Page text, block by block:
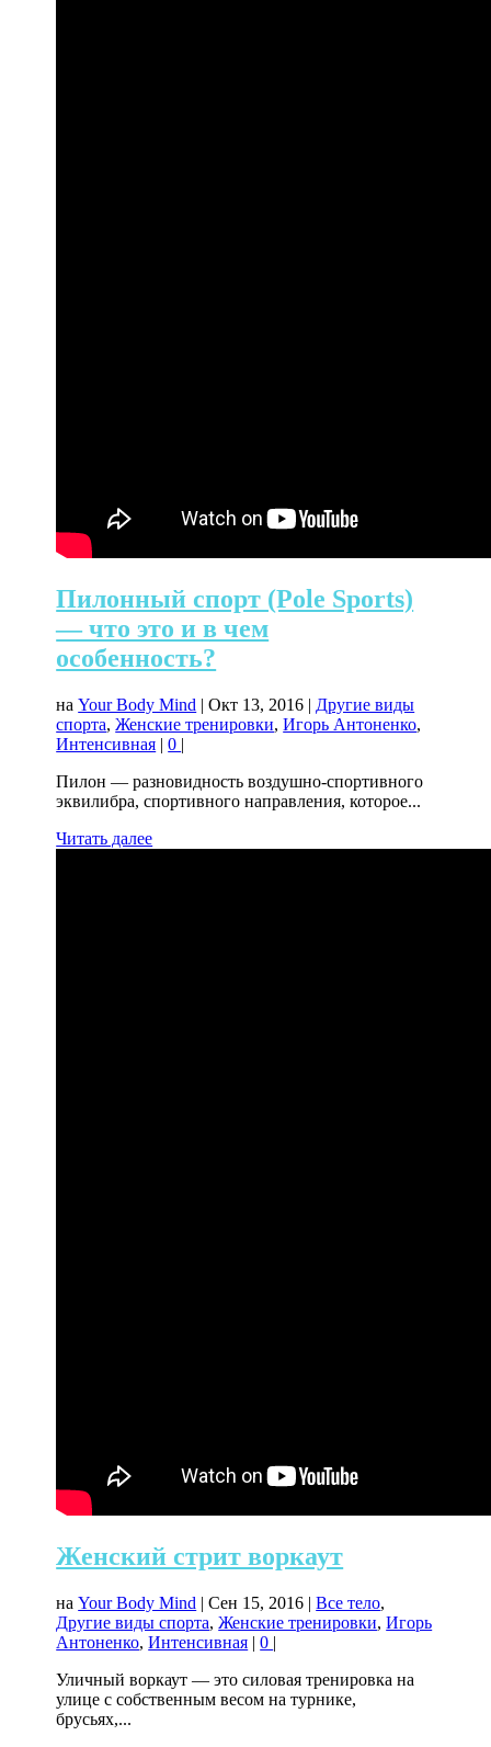
Пилонный спорт (Pole Sports)
— что это и в чем
особенность?
наYour Body Mind |Окт 13, 2016 | Другие виды
спорта,Женские тренировки,Игорь Антоненко,
Интенсивная |0 |
Пилон — разновидность воздушно-спортивного
эквилибра, спортивного направления, которое...
Читать далее
Женский стрит воркаут
наYour Body Mind |Сен 15, 2016 |Все тело,
Другие виды спорта,Женские тренировки,Игорь
Антоненко,Интенсивная |0 |
Уличный воркаут — это силовая тренировка на
улице с собственным весом на турнике,
брусьях,...